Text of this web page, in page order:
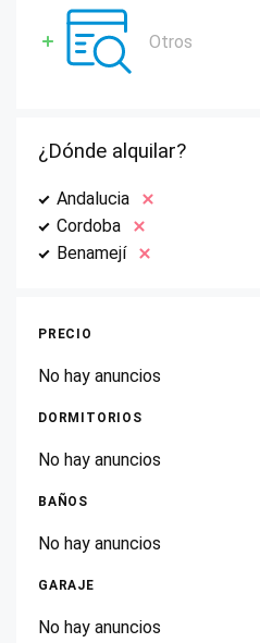
Otros
¿Dónde alquilar?
Andalucia
Cordoba
Benamejí
PRECIO
No hay anuncios
DORMITORIOS
No hay anuncios
BAÑOS
No hay anuncios
GARAJE
No hay anuncios